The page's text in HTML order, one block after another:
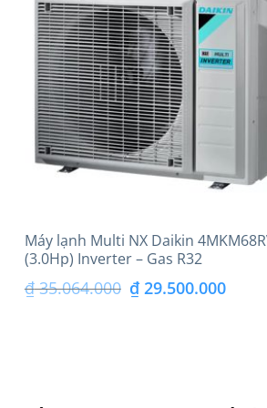
₫
Máy lạnh Multi NX Daikin
(3.0Hp) Inverter – Gas R32
₫35.064.000 Giá
₫ 29.500.000Giá